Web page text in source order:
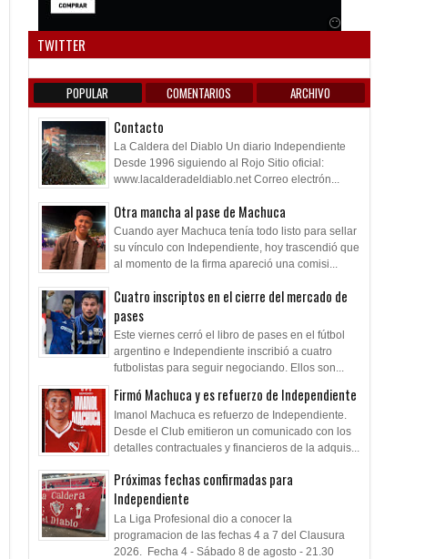
TWITTER
POPULAR COMENTARIOS ARCHIVO
Contacto
La Caldera del Diablo Un diario Independiente
Desde 1996 siguiendo al Rojo Sitio oficial:
www.lacalderadeldiablo.net Correo electrón...
Otra mancha al pase de Machuca
Cuando ayer Machuca tenía todo listo para sellar
su vínculo con Independiente, hoy trascendió que
al momento de la firma apareció una comisi...
Cuatro inscriptos en el cierre del mercado de
pases
Este viernes cerró el libro de pases en el fútbol
argentino e Independiente inscribió a cuatro
futbolistas para seguir negociando. Ellos son...
Firmó Machuca y es refuerzo de Independiente
Imanol Machuca es refuerzo de Independiente.
Desde el Club emitieron un comunicado con los
detalles contractuales y financieros de la adquis...
Próximas fechas confirmadas para
Independiente
La Liga Profesional dio a conocer la
programacion de las fechas 4 a 7 del Clausura
2026. Fecha 4 - Sábado 8 de agosto - 21.30